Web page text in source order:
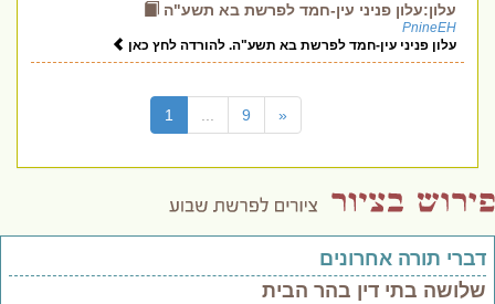
עלון:עלון פניני עין-חמד לפרשת בא תשע"ה
PnineEH
עלון פניני עין-חמד לפרשת בא תשע"ה. להורדה לחץ כאן
1 9 «
דברי תורה אחרונים
שלושה בתי דין בהר הבית